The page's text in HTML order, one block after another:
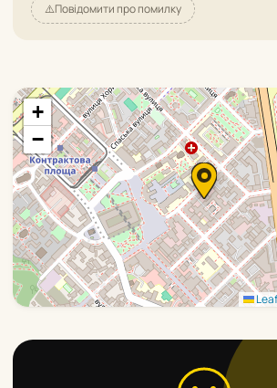
⚠️Повідомити про помилку
+
−